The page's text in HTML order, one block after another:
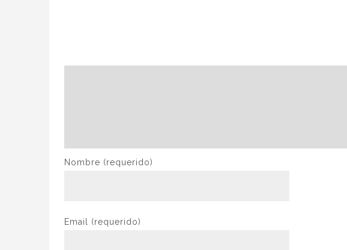
Nombre (requerido)
Email (requerido)